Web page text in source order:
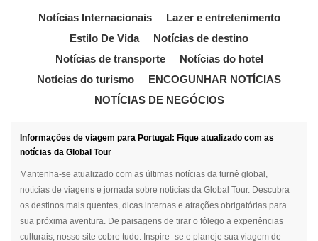
Notícias Internacionais
Lazer e entretenimento
Estilo De Vida
Notícias de destino
Notícias de transporte
Notícias do hotel
Notícias do turismo
ENCOGUNHAR NOTÍCIAS
NOTÍCIAS DE NEGÓCIOS
Informações de viagem para Portugal: Fique atualizado com as
notícias da Global Tour
Mantenha-se atualizado com as últimas notícias da turnê global,
notícias de viagens e jornada sobre notícias da Global Tour. Descubra
os destinos mais quentes, dicas internas e atrações obrigatórias para
sua próxima aventura. De paisagens de tirar o fôlego a experiências
culturais, nosso site cobre tudo. Inspire -se e planeje sua viagem de